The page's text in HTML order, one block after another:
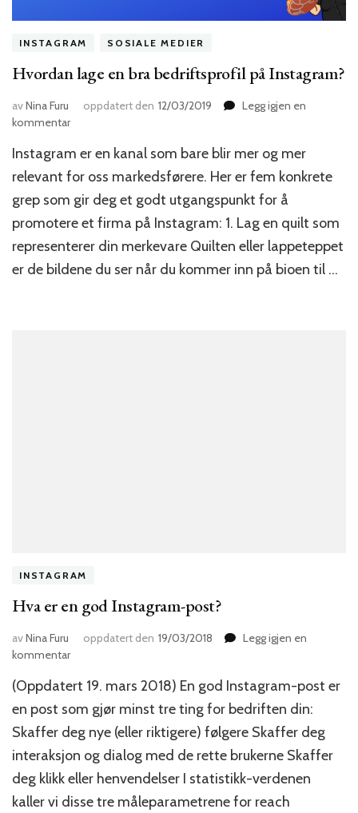
INSTAGRAM SOSIALE MEDIER
Hvordan lage en bra bedriftsprofil på Instagram?
avNina Furu oppdatert den 12/03/2019
Legg igjen en
kommentartil
lage
en
bedriftsprofil
på
Instagram?
Instagram er en kanal som bare blir mer og mer
relevant for oss markedsførere. Her er fem konkrete
grep som gir deg et godt utgangspunkt for å
promotere et firma på Instagram: 1. Lag en quilt som
representerer din merkevare Quilten eller lappeteppet
er de bildene du ser når du kommer inn på bioen til …
INSTAGRAM
Hva er en god Instagram-post?
avNina Furu oppdatert den 19/03/2018
Legg igjen en
kommentartil
er
en
Instagram-
post?
(Oppdatert 19. mars 2018) En god Instagram-post er
en post som gjør minst tre ting for bedriften din:
Skaffer deg nye (eller riktigere) følgere Skaffer deg
interaksjon og dialog med de rette brukerne Skaffer
deg klikk eller henvendelser I statistikk-verdenen
kaller vi disse tre måleparametrene for reach